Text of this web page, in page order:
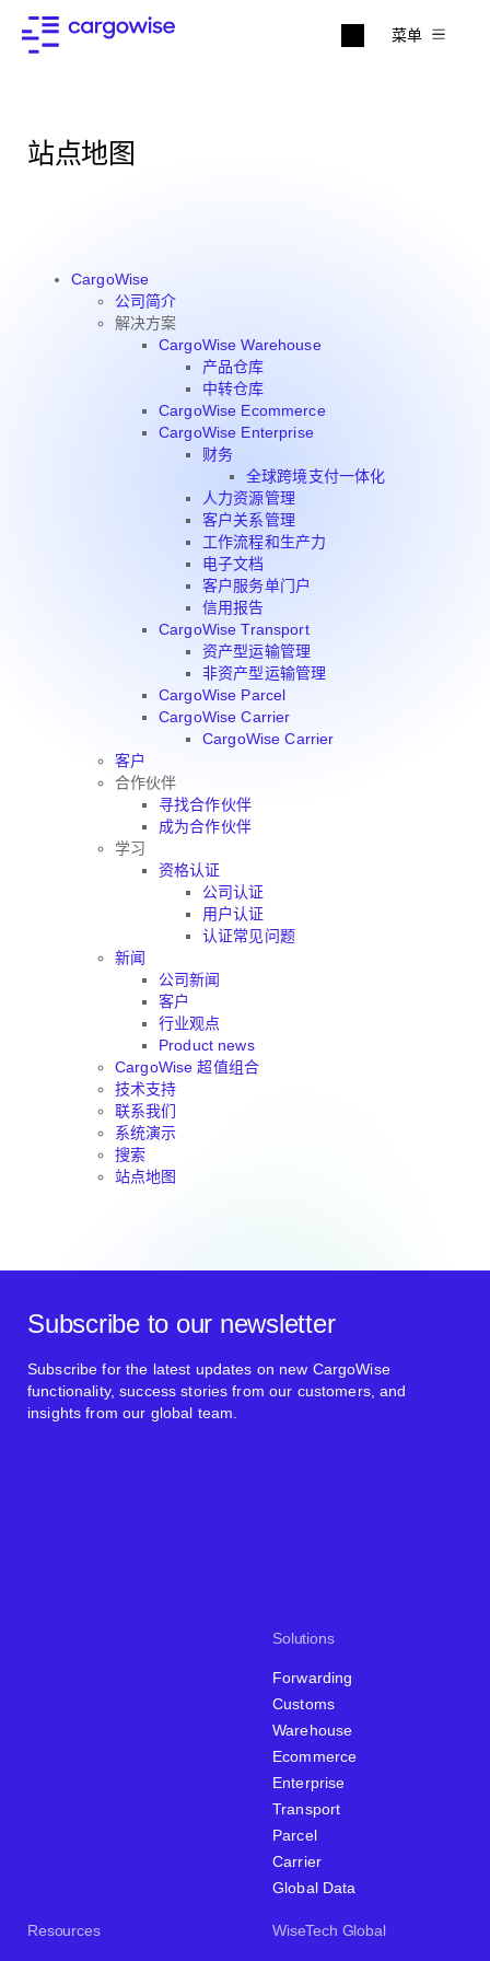
菜单
站点地图
‎CargoWise
公司简介
解决方案
CargoWise Warehouse
产品仓库
中转仓库
CargoWise Ecommerce
CargoWise Enterprise
财务
全球跨境支付一体化
人力资源管理
客户关系管理
工作流程和生产力
电子文档
客户服务单门户
信用报告
CargoWise Transport
资产型运输管理
非资产型运输管理
CargoWise Parcel
CargoWise Carrier
CargoWise Carrier
客户
合作伙伴
寻找合作伙伴
成为合作伙伴
学习
资格认证
公司认证
用户认证
认证常见问题
新闻
公司新闻
客户
行业观点
Product news
CargoWise 超值组合
技术支持
联系我们
系统演示
搜索
站点地图
Solutions
Forwarding
Customs
Warehouse
Ecommerce
Enterprise
Transport
Parcel
Carrier
Global Data
Resources WiseTech Global
Subscribe to our newsletter
Subscribe for the latest updates on new CargoWise
functionality, success stories from our customers, and
insights from our global team.